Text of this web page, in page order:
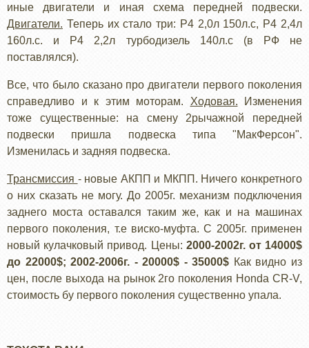
иные двигатели и иная схема передней подвески.
Двигатели. Теперь их стало три: Р4 2,0л 150л.с, Р4 2,4л
160л.с. и Р4 2,2л турбодизель 140л.с (в РФ не
поставлялся).
Все, что было сказано про двигатели первого поколения
справедливо и к этим моторам. Ходовая. Изменения
тоже существенные: на смену 2рычажной передней
подвески пришла подвеска типа "МакФерсон".
Изменилась и задняя подвеска.
Трансмиссия - новые АКПП и МКПП. Ничего конкретного
о них сказать не могу. До 2005г. механизм подключения
заднего моста оставался таким же, как и на машинах
первого поколения, т.е виско-муфта. С 2005г. применен
новый кулачковый привод. Цены: 2000-2002г. от 14000$
до 22000$; 2002-2006г. - 20000$ - 35000$ Как видно из
цен, после выхода на рынок 2го поколения Honda CR-V,
стоимость бу первого поколения существенно упала.